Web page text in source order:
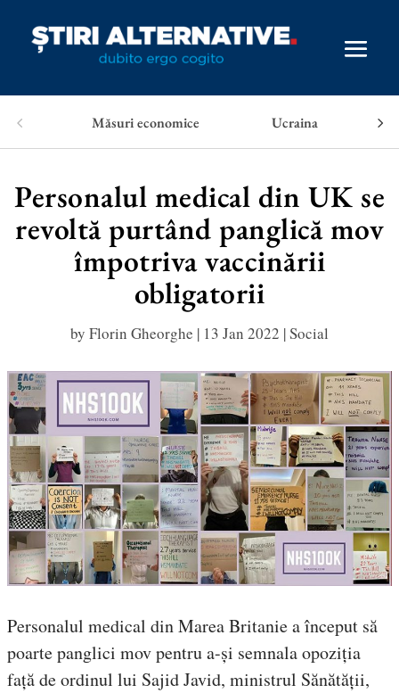
Măsuri economice Ucraina
Personalul medical din UK se
revoltă purtând panglică mov
împotriva vaccinării
obligatorii
by Florin Gheorghe | 13 Jan 2022 |Social
Personalul medical din Marea Britanie a început să
poarte panglici mov pentru a-și semnala opoziția
față de ordinul lui Sajid Javid, ministrul Sănătății,